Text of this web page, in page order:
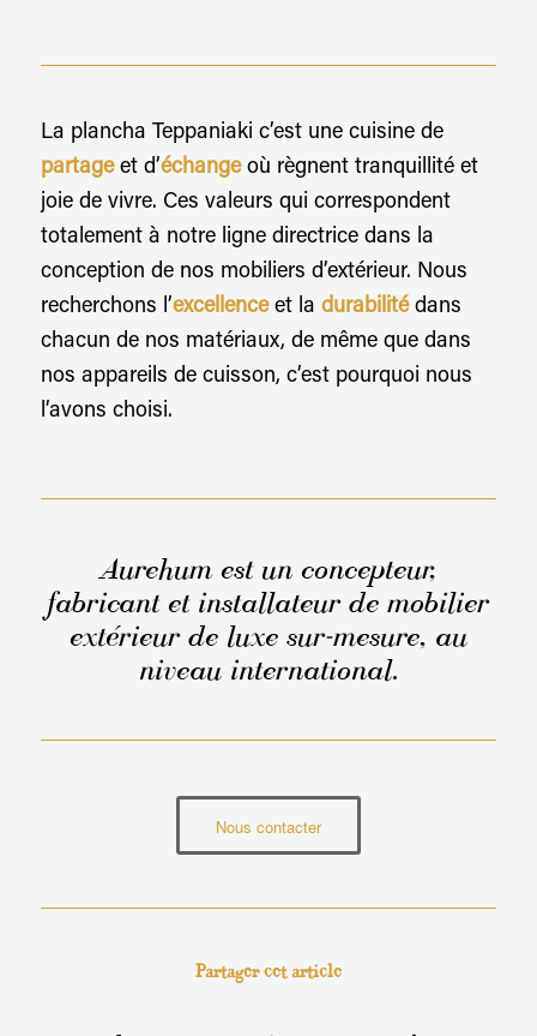
La plancha Teppaniaki c’est une cuisine de
partageet d’échangeoù règnent tranquillité et
joie de vivre. Ces valeurs qui correspondent
totalement à notre ligne directrice dans la
conception de nos mobiliers d’extérieur. Nous
recherchons l’excellenceet la durabilitédans
chacun de nos matériaux, de même que dans
nos appareils de cuisson, c’est pourquoi nous
l’avons choisi.
Aurehum est un concepteur,
fabricant et installateur de mobilier
extérieur de luxe sur-mesure, au
niveau international.
Nous contacter
Partager cet article